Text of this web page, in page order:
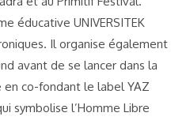
éducative UNIVERSITEK
Il organise également
avant de se lancer dans la
co-fondant le label YAZ
symbolise l’Homme Libre